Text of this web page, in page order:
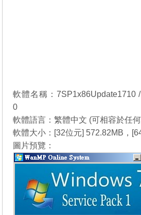
軟體名稱：7SP1x86Update1710
0
軟體語言：繁體中文 (可相容於任
軟體大小：[32位元] 572.82MB，
圖片預覽：